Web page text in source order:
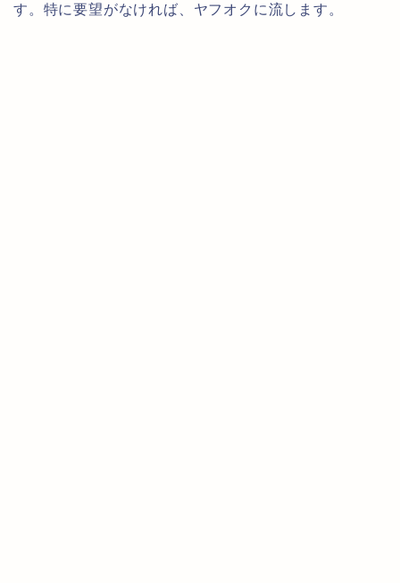
す。特に要望がなければ、ヤフオクに流します。